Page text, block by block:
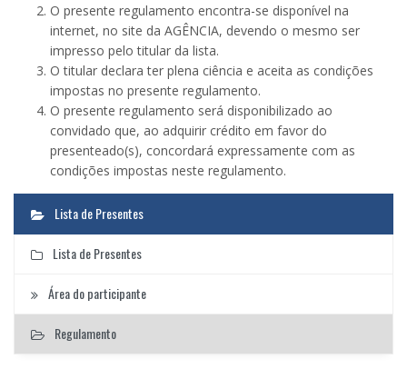
O presente regulamento encontra-se disponível na
internet, no site da AGÊNCIA, devendo o mesmo ser
impresso pelo titular da lista.
O titular declara ter plena ciência e aceita as condições
impostas no presente regulamento.
O presente regulamento será disponibilizado ao
convidado que, ao adquirir crédito em favor do
presenteado(s), concordará expressamente com as
condições impostas neste regulamento.
Lista de Presentes
Lista de Presentes
Área do participante
Regulamento